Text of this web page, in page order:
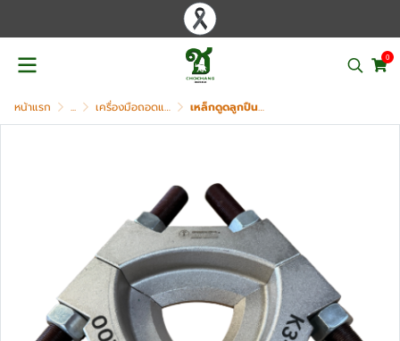
0
หน้าแรก ... เครื่องมือถอดแบริ่ง เฟือง มู่เล่ย์ PULLER เหล็กดูดลูกปืนแบบจาน OKURA รุ่น K3-100